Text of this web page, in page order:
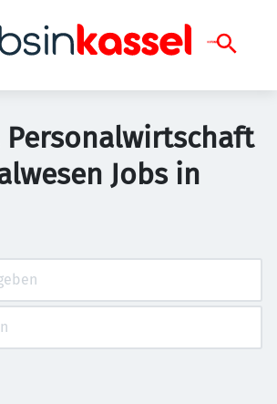
Personalwirtschaft
Jobs in